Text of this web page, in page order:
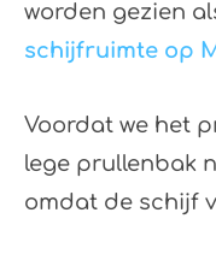
worden gezien
schijfruimte op
Voordat we het
lege prullenbak
omdat de schijf